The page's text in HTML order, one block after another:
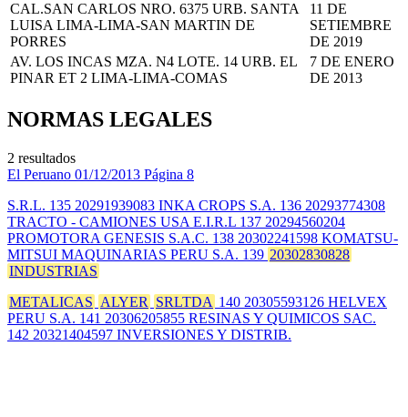
CAL.SAN CARLOS NRO. 6375 URB. SANTA
LUISA LIMA-LIMA-SAN MARTIN DE
PORRES
11 DE
SETIEMBRE
DE 2019
AV. LOS INCAS MZA. N4 LOTE. 14 URB. EL
PINAR ET 2 LIMA-LIMA-COMAS
7 DE ENERO
DE 2013
NORMAS LEGALES
2 resultados
El Peruano 01/12/2013 Página 8
S.R.L. 135 20291939083 INKA CROPS S.A. 136 20293774308
TRACTO - CAMIONES USA E.I.R.L 137 20294560204
PROMOTORA GENESIS S.A.C. 138 20302241598 KOMATSU-
MITSUI MAQUINARIAS PERU S.A. 139 20302830828
INDUSTRIAS
METALICAS ALYER SRLTDA 140 20305593126 HELVEX
PERU S.A. 141 20306205855 RESINAS Y QUIMICOS SAC.
142 20321404597 INVERSIONES Y DISTRIB.